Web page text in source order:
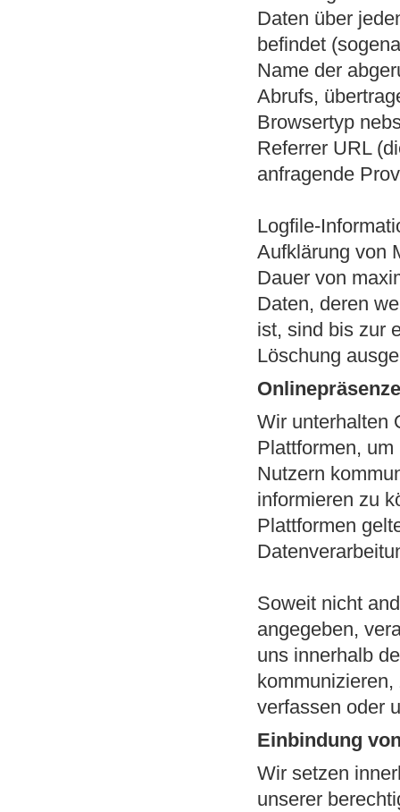
Daten über
befindet
Name der
Abrufs,
Browsertyp
Referrer URL
anfragende
Logfile-
Aufklärung von
Dauer von
Daten, deren
ist, sind bis zur
Löschung
Wir unterhalten
Plattformen,
Nutzern
informieren zu
Plattformen
Soweit nicht
angegeben,
uns innerhalb
verfassen oder
Einbindung
Wir setzen
unserer